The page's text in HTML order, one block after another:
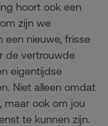
hoort ook een
zijn we
een nieuwe, frisse
de vertrouwde
eigentijdse
Niet alleen omdat
maar ook om jou
te kunnen zijn.